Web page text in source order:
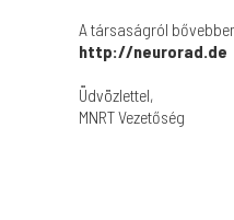
A társaságról
http://neurorad.de
Üdvözlettel,
MNRT Vezetőség